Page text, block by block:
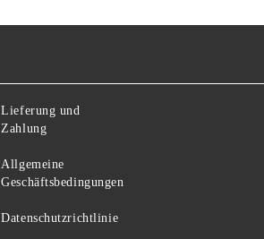
Lieferung und
Zahlung
Allgemeine
Geschäftsbedingungen
Datenschutzrichtlinie